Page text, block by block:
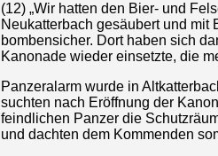
(12) „Wir hatten den Bier- und
Neukatterbach gesäubert und mit
bombensicher. Dort haben sich
Kanonade wieder einsetzte, die
Panzeralarm wurde in
suchten nach Eröffnung der
feindlichen Panzer die
und dachten dem Kommenden